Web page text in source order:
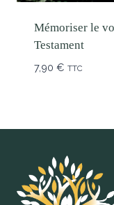
Mémoriser le
Testament
7,90 € TTC